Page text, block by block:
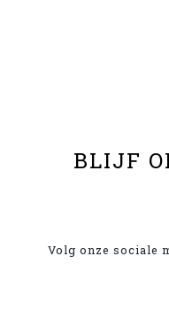
BLIJF
Volg onze sociale